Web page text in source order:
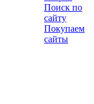
Поиск по
сайту
Покупаем
сайты